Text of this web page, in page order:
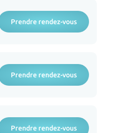
Prendre rendez-vous
Prendre rendez-vous
Prendre rendez-vous